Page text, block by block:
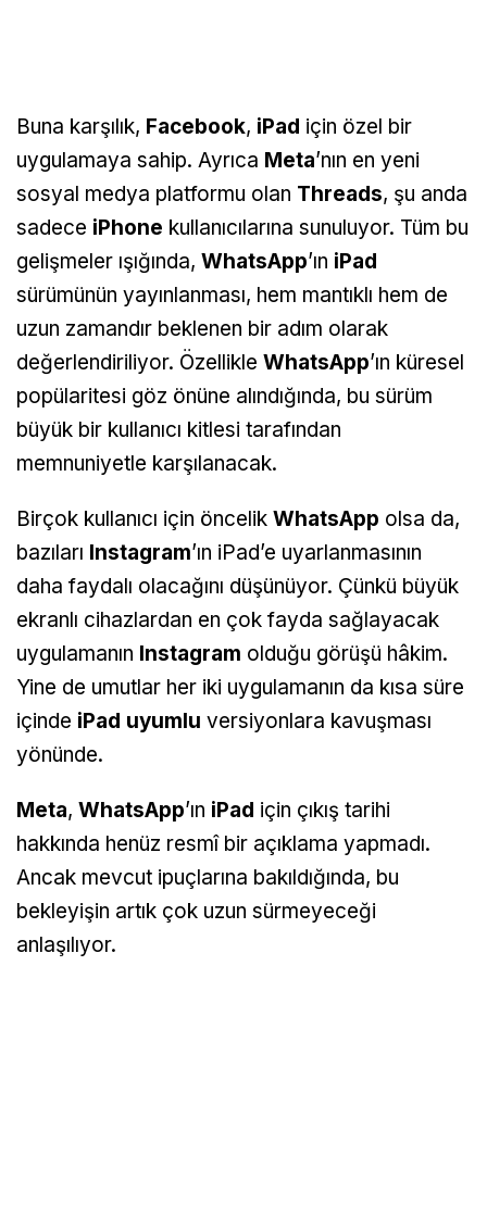
Buna karşılık, Facebook, iPad için özel bir
uygulamaya sahip. Ayrıca Meta’nın en yeni
sosyal medya platformu olan Threads, şu anda
sadece iPhone kullanıcılarına sunuluyor. Tüm bu
gelişmeler ışığında, WhatsApp’ın iPad
sürümünün yayınlanması, hem mantıklı hem de
uzun zamandır beklenen bir adım olarak
değerlendiriliyor. Özellikle WhatsApp’ın küresel
popülaritesi göz önüne alındığında, bu sürüm
büyük bir kullanıcı kitlesi tarafından
memnuniyetle karşılanacak.
Birçok kullanıcı için öncelik WhatsApp olsa da,
bazıları Instagram’ın iPad’e uyarlanmasının
daha faydalı olacağını düşünüyor. Çünkü büyük
ekranlı cihazlardan en çok fayda sağlayacak
uygulamanın Instagram olduğu görüşü hâkim.
Yine de umutlar her iki uygulamanın da kısa süre
içinde iPad uyumlu versiyonlara kavuşması
yönünde.
Meta, WhatsApp’ın iPad için çıkış tarihi
hakkında henüz resmî bir açıklama yapmadı.
Ancak mevcut ipuçlarına bakıldığında, bu
bekleyişin artık çok uzun sürmeyeceği
anlaşılıyor.